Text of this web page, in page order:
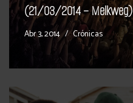
(21/03/2014 – Melkweg)
Abr 3, 2014 Crónicas